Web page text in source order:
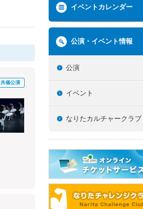
共催公演
イベントカレンダー
公演・イベント情報
公演
イベント
なりたカルチャークラブ